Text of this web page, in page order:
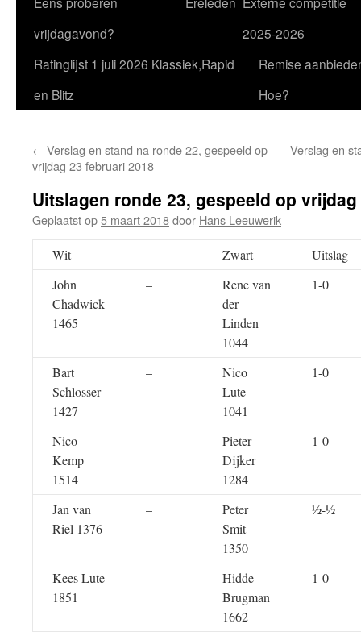
vrijdagavond?
2025-2026
Ratinglijst 1 juli 2026 Klassiek,Rapid
en Blitz
Remise
Hoe?
← Verslag en stand na ronde 22, gespeeld op
vrijdag 23 februari 2018
Verslag en
Uitslagen ronde 23, gespeeld op vrijdag
Geplaatst op5 maart 2018door Hans Leeuwerik
Wit Zwart
Uitslag
John
Chadwick
1465
–
Rene van
der
Linden
1044
1-0
Bart
Schlosser
1427
–
Nico
Lute
1041
1-0
Nico
Kemp
1514
–
Pieter
Dijker
1284
1-0
Jan van
Riel 1376
–
Peter
Smit
1350
½-½
Kees Lute
1851
–
Hidde
Brugman
1662
1-0